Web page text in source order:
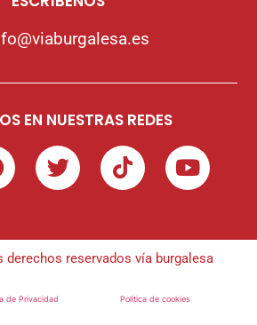
EN NUESTRAS REDES
derechos reservados vía burgalesa
de Privacidad Política de cookies